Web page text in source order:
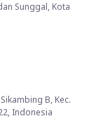
Sunggal, Kota
B, Kec.
Indonesia